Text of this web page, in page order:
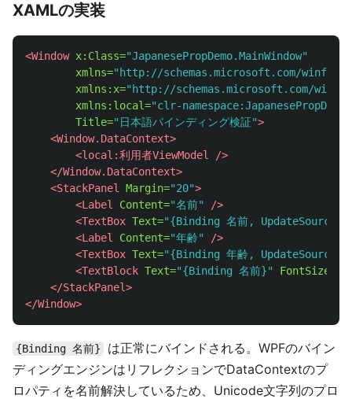
XAMLの実装
<Window x:Class="JapanesePropDemo.MainWindow"
xmlns="http://schemas.microsoft.com/winfx/
xmlns:x="http://schemas.microsoft.com/winfx/
xmlns:local="clr-namespace:JapanesePropDemo"
Title="日本語バインディング検証">
<Window.DataContext>
<local:利用者ViewModel
/>
</Window.DataContext>
<StackPanel
Margin="20">
<Label
Content="名前"
/>
<TextBox Text="{Binding 名前,
<Label
Content="年齢"
/>
<TextBox Text="{Binding 年齢,
<TextBlock Text="{Binding 名前}" FontSize=
</StackPanel>
</Window>
{Binding 名前}
は正常にバインドされる。WPFのバイン
ディングエンジンはリフレクションでDataContextのプ
ロパティを名前解決しているため、Unicode文字列のプロ